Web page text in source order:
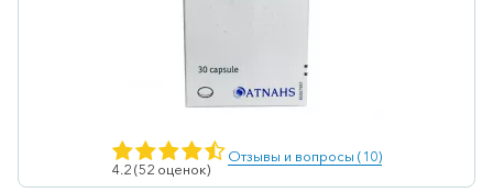
Гематологические
Гепатопротекторы
4.2 (52 оценок)
Отзывы и вопросы (10)